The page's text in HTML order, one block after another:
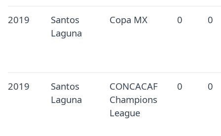
2019
Santos
Laguna
Copa MX 0 0
2019
Santos
Laguna
CONCACAF
Champions
League
0 0